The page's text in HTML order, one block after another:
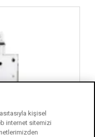
kişisel
internet sitemizi